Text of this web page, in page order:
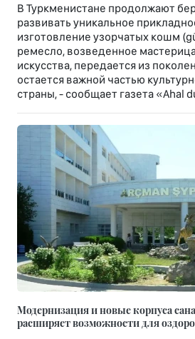
В Туркменистане продолжают
развивать уникальное
изготовление узорчатых кошм
ремесло, возведенное
искусства, передается из
остается важной частью
страны, - сообщает газета «Ahal
Модернизация и новые корпуса
расширяет возможности для